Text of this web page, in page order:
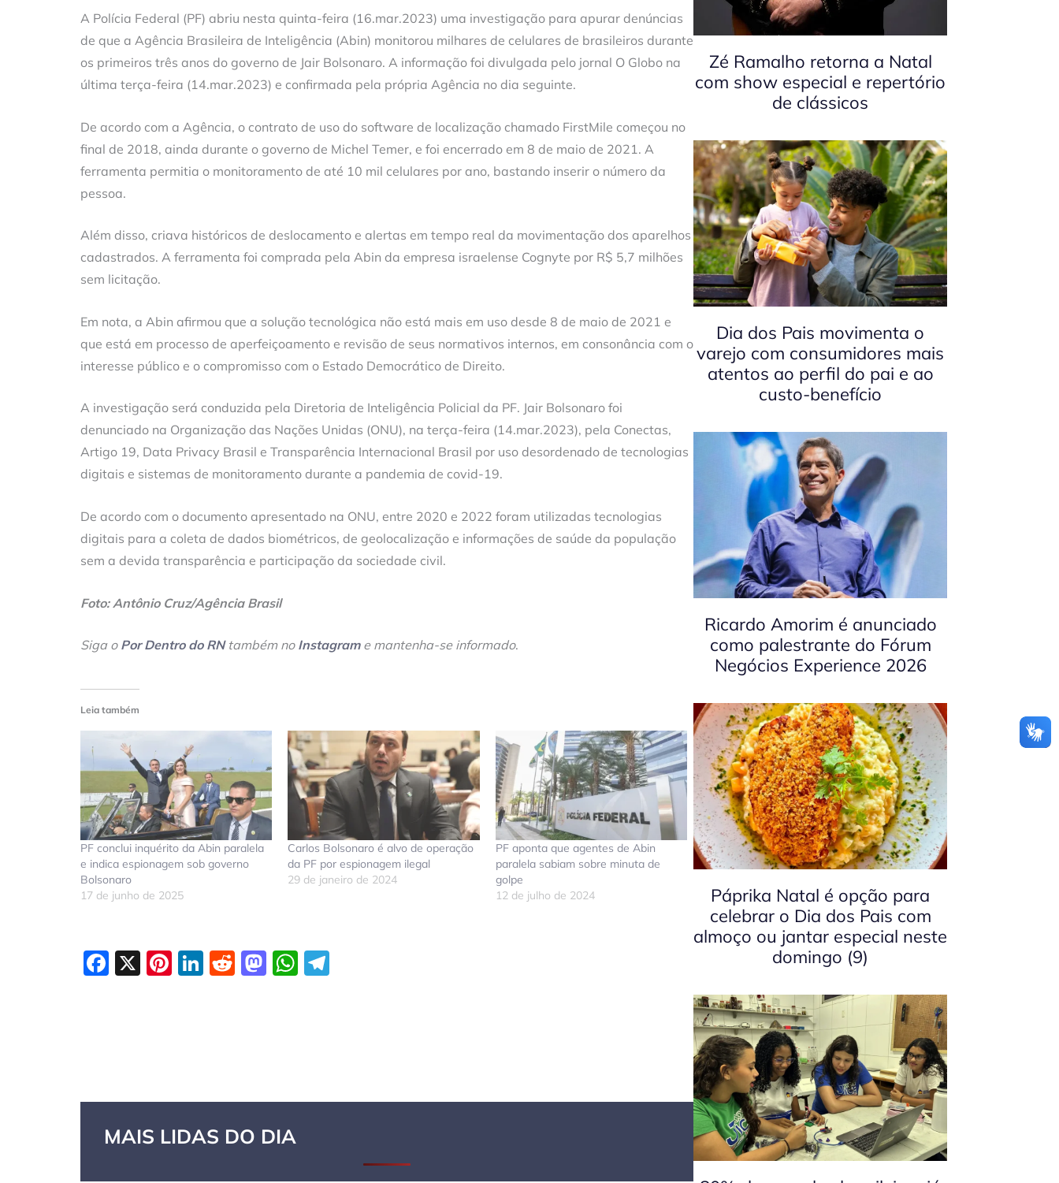
A Polícia Federal (PF) abriu nesta quinta-feira (16.mar.2023) uma investigação para apurar denúncias
de que a Agência Brasileira de Inteligência (Abin) monitorou milhares de celulares de brasileiros durante
os primeiros três anos do governo de Jair Bolsonaro. A informação foi divulgada pelo jornal O Globo na
última terça-feira (14.mar.2023) e confirmada pela própria Agência no dia seguinte.
De acordo com a Agência, o contrato de uso do software de localização chamado FirstMile começou no
final de 2018, ainda durante o governo de Michel Temer, e foi encerrado em 8 de maio de 2021. A
ferramenta permitia o monitoramento de até 10 mil celulares por ano, bastando inserir o número da
pessoa.
Além disso, criava históricos de deslocamento e alertas em tempo real da movimentação dos aparelhos
cadastrados. A ferramenta foi comprada pela Abin da empresa israelense Cognyte por R$ 5,7 milhões
sem licitação.
Em nota, a Abin afirmou que a solução tecnológica não está mais em uso desde 8 de maio de 2021 e
que está em processo de aperfeiçoamento e revisão de seus normativos internos, em consonância com o
interesse público e o compromisso com o Estado Democrático de Direito.
A investigação será conduzida pela Diretoria de Inteligência Policial da PF. Jair Bolsonaro foi
denunciado na Organização das Nações Unidas (ONU), na terça-feira (14.mar.2023), pela Conectas,
Artigo 19, Data Privacy Brasil e Transparência Internacional Brasil por uso desordenado de tecnologias
digitais e sistemas de monitoramento durante a pandemia de covid-19.
De acordo com o documento apresentado na ONU, entre 2020 e 2022 foram utilizadas tecnologias
digitais para a coleta de dados biométricos, de geolocalização e informações de saúde da população
sem a devida transparência e participação da sociedade civil.
Foto: Antônio Cruz/Agência Brasil
Siga o Por Dentro do RNtambém no Instagrame mantenha-se informado.
Leia também
PF conclui inquérito da Abin paralela
e indica espionagem sob governo
Bolsonaro
17 de junho de 2025
Carlos Bolsonaro é alvo de operação
da PF por espionagem ilegal
29 de janeiro de 2024
PF aponta que agentes de Abin
paralela sabiam sobre minuta de
golpe
12 de julho de 2024
Facebook
X Pinterest
LinkedIn
Reddit
Mastodon
WhatsApp
MAIS LIDAS DO DIA
Zé Ramalho retorna a Natal
com show especial e repertório
de clássicos
Dia dos Pais movimenta o
varejo com consumidores mais
atentos ao perfil do pai e ao
custo-benefício
Ricardo Amorim é anunciado
como palestrante do Fórum
Negócios Experience 2026
Páprika Natal é opção para
celebrar o Dia dos Pais com
almoço ou jantar especial neste
domingo (9)